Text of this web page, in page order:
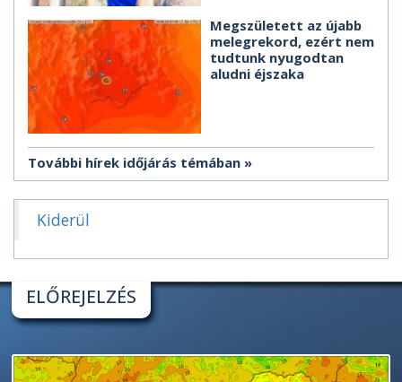
Megszületett az újabb
melegrekord, ezért nem
tudtunk nyugodtan
aludni éjszaka
További hírek időjárás témában
Kiderül
ELŐREJELZÉS